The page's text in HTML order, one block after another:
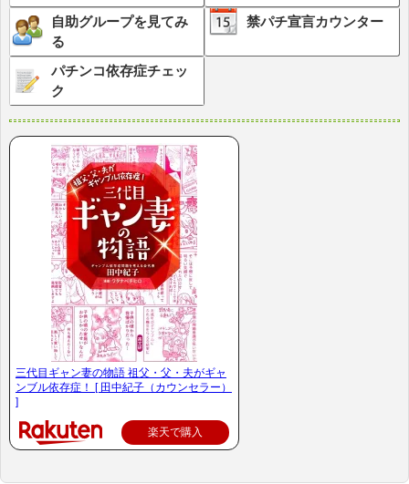
自助グループを見てみ
る
禁パチ宣言カウンター
パチンコ依存症チェッ
ク
三代目ギャン妻の物語 祖父・父・夫がギャ
ンブル依存症！ [ 田中紀子（カウンセラー）
]
楽天で購入